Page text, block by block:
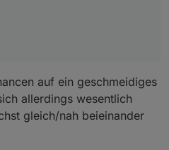
ich könnte mir evtl das
PI sparen.
Upgrade von Bookworm ->
bookworm belassen.
IOB, Adapter, Zigbee, Debmatic
Stand bringen
Pc ? ) mit Proxomox
auf ein geschmeidiges
allerdings wesentlich
gleich/nah beieinander